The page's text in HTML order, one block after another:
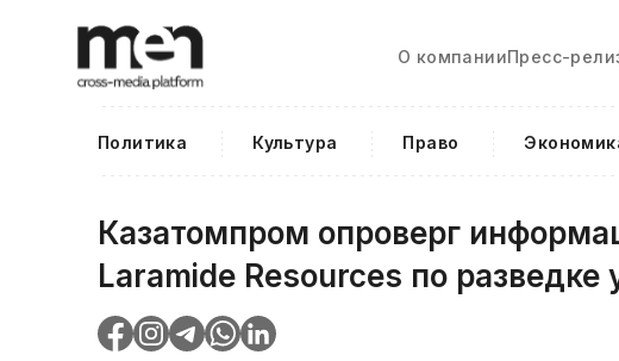
О компанииПресс-
Политика Культура Право
Казатомпром опроверг
Laramide Resources по разведке